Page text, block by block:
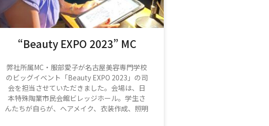
“Beauty EXPO 2023” MC
弊社所属MC・服部愛子が名古屋美容専門学校
のビッグイベント「Beauty EXPO 2023」の司
会を担当させていただきました。会場は、日
本特殊陶業市民会館ビレッジホール。学生さ
んたちが自らが、ヘアメイク、衣装作成、照明